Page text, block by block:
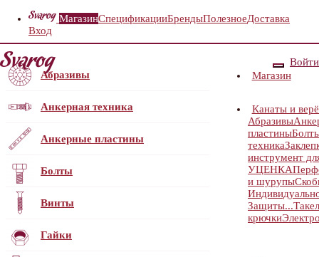
МагазинСпецификацииБрендыПолезноеДоставка
Вход
Войти
Абразивы
Анкерная техника
Анкерные пластины
Болты
Винты
Гайки
Магазин
Канаты и
Абразивы
пластины
техника
инструмент
УЦЕНКА
и шурупы
Защиты...
крючки